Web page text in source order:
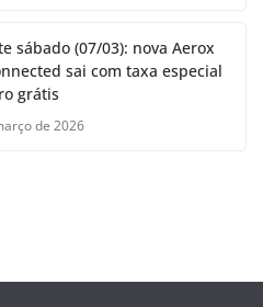
sábado (07/03): nova Aerox
sai com taxa especial
grátis
de 2026